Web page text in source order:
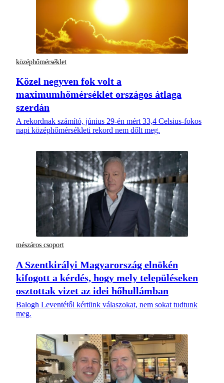
középhőmérséklet
Közel negyven fok volt a
maximumhőmérséklet országos átlaga
szerdán
A rekordnak számító, június 29-én mért 33,4 Celsius-fokos
napi középhőmérsékleti rekord nem dőlt meg.
mészáros csoport
A Szentkirályi Magyarország elnökén
kifogott a kérdés, hogy mely településeken
osztottak vizet az idei hőhullámban
Balogh Leventétől kértünk válaszokat, nem sokat tudtunk
meg.